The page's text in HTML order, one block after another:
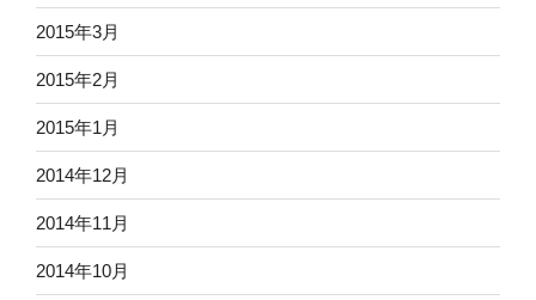
2015年3月
2015年2月
2015年1月
2014年12月
2014年11月
2014年10月